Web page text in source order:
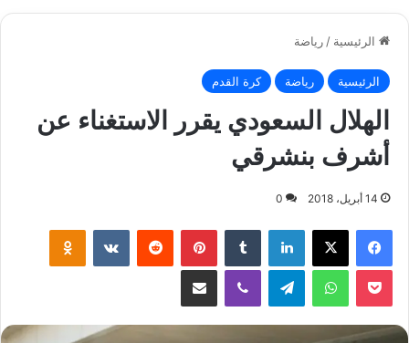
الرئيسية / رياضة
الرئيسية رياضة كرة القدم
الهلال السعودي يقرر الاستغناء عن
أشرف بنشرقي
14 أبريل، 2018 0
لينكدإن بينتيريست
واتساب